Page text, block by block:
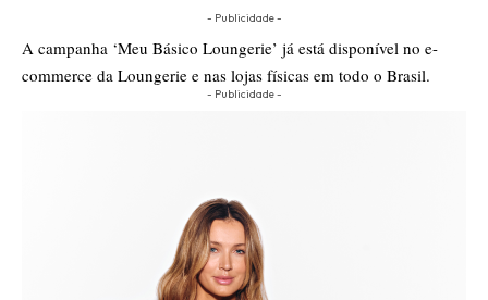
- Publicidade -
A campanha ‘Meu Básico Loungerie’ já está disponível no e-
commerce da Loungerie e nas lojas físicas em todo o Brasil.
- Publicidade -